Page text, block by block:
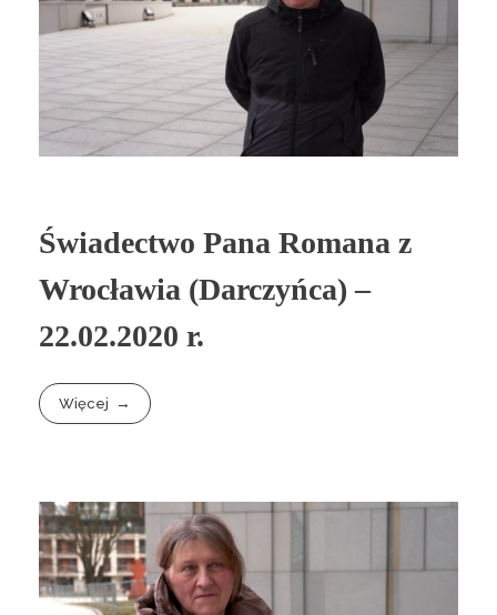
Świadectwo Pana Romana z
Wrocławia (Darczyńca) –
22.02.2020 r.
Więcej